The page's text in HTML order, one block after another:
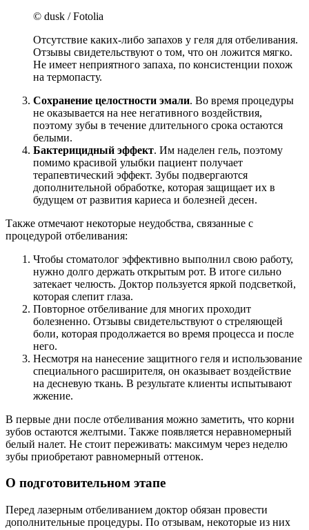
© dusk / Fotolia
Отсутствие каких-либо запахов у геля для отбеливания.
Отзывы свидетельствуют о том, что он ложится мягко.
Не имеет неприятного запаха, по консистенции похож
на термопасту.
Сохранение целостности эмали. Во время процедуры
не оказывается на нее негативного воздействия,
поэтому зубы в течение длительного срока остаются
белыми.
Бактерицидный эффект. Им наделен гель, поэтому
помимо красивой улыбки пациент получает
терапевтический эффект. Зубы подвергаются
дополнительной обработке, которая защищает их в
будущем от развития кариеса и болезней десен.
Также отмечают некоторые неудобства, связанные с
процедурой отбеливания:
Чтобы стоматолог эффективно выполнил свою работу,
нужно долго держать открытым рот. В итоге сильно
затекает челюсть. Доктор пользуется яркой подсветкой,
которая слепит глаза.
Повторное отбеливание для многих проходит
болезненно. Отзывы свидетельствуют о стреляющей
боли, которая продолжается во время процесса и после
него.
Несмотря на нанесение защитного геля и использование
специального расширителя, он оказывает воздействие
на десневую ткань. В результате клиенты испытывают
жжение.
В первые дни после отбеливания можно заметить, что корни
зубов остаются желтыми. Также появляется неравномерный
белый налет. Не стоит переживать: максимум через неделю
зубы приобретают равномерный оттенок.
О подготовительном этапе
Перед лазерным отбеливанием доктор обязан провести
дополнительные процедуры. По отзывам, некоторые из них